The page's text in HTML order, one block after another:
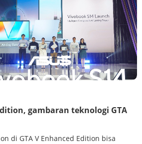
gambaran teknologi GTA
di GTA V Enhanced Edition bisa